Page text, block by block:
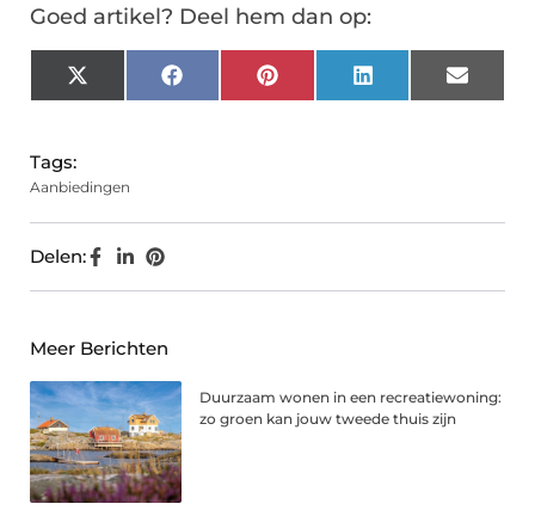
Goed artikel? Deel hem dan op:
X
(Twitter)
FacebookPinterest LinkedIn Email
Tags:
Aanbiedingen
Delen:
Meer Berichten
Duurzaam wonen in een recreatiewoning:
zo groen kan jouw tweede thuis zijn